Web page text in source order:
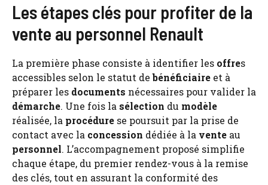
Les étapes clés pour profiter de la
vente au personnel Renault
La première phase consiste à identifier les offres
accessibles selon le statut debénéficiaire et à
préparer les documents nécessaires pour valider la
démarche. Une fois la sélection du modèle
réalisée, la procédure se poursuit par la prise de
contact avec la concession dédiée à la vente au
personnel. L’accompagnement proposé simplifie
chaque étape, du premier rendez-vous à la remise
des clés, tout en assurant la conformité des